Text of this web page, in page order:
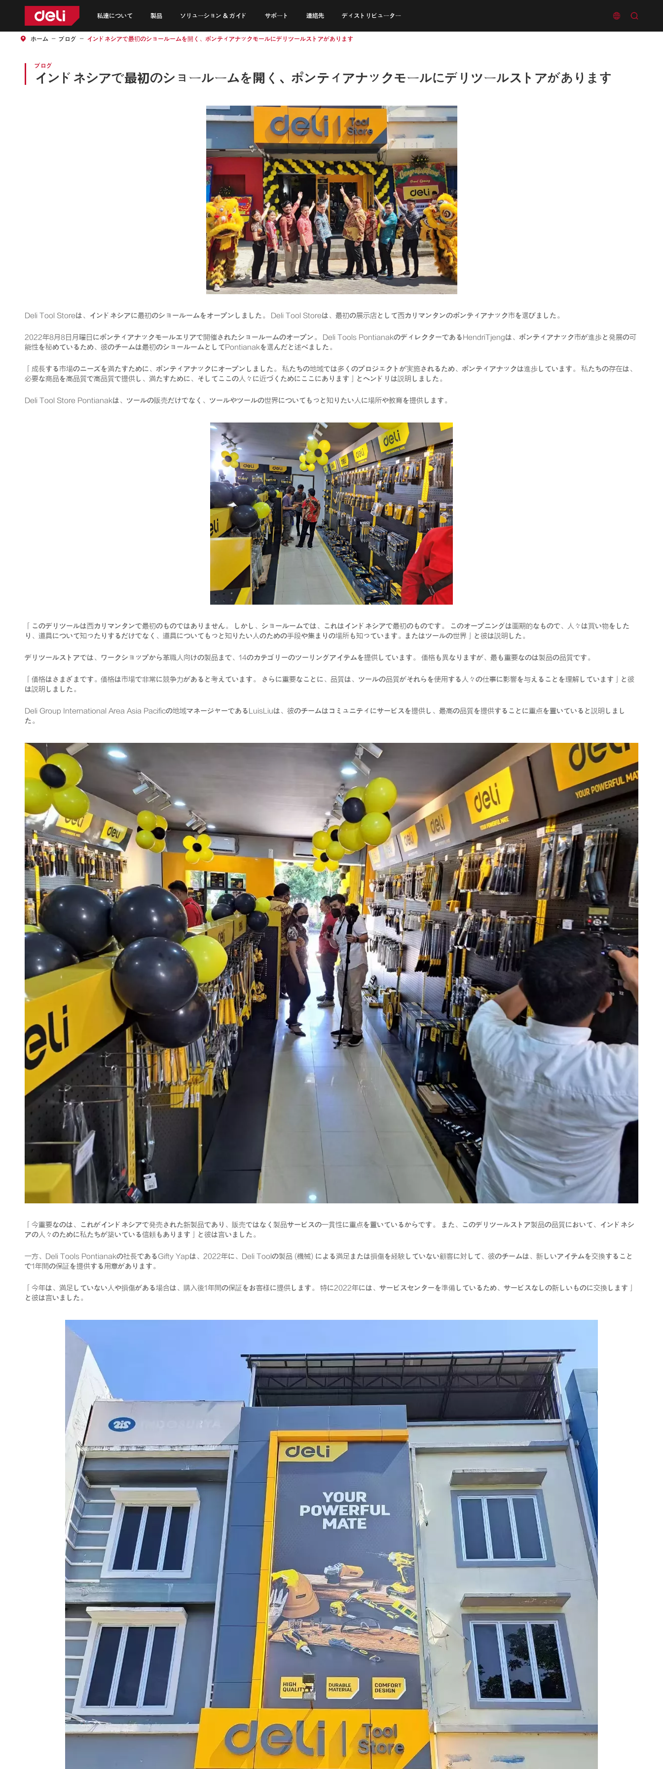
私達について 製品 ソリューション & ガイド サポート 連絡先 ディストリビューター  
ホーム ブログ インドネシアで最初のショールームを開く、ポンティアナックモールにデリツールストアがあります
ブログ
インドネシアで最初のショールームを開く、ポンティアナックモールにデリツールストアがあります
Deli Tool Storeは、インドネシアに最初のショールームをオープンしました。 Deli Tool Storeは、最初の展示店として西カリマンタンのポンティアナック市を選びました。
2022年8月8日月曜日にポンティアナックモールエリアで開催されたショールームのオープン。 Deli Tools PontianakのディレクターであるHendriTjengは、ポンティアナック市が進歩と発展の可
能性を秘めているため、彼のチームは最初のショールームとしてPontianakを選んだと述べました。
「成長する市場のニーズを満たすために、ポンティアナックにオープンしました。 私たちの地域では多くのプロジェクトが実施されるため、ポンティアナックは進歩しています。 私たちの存在は、
必要な商品を高品質で高品質で提供し、満たすために、そしてここの人々に近づくためにここにあります」とヘンドリは説明しました。
Deli Tool Store Pontianakは、ツールの販売だけでなく、ツールやツールの世界についてもっと知りたい人に場所や教育を提供します。
「このデリツールは西カリマンタンで最初のものではありません。 しかし、ショールームでは、これはインドネシアで最初のものです。 このオープニングは画期的なもので、人々は買い物をした
り、道具について知ったりするだけでなく、道具についてもっと知りたい人のための手段や集まりの場所も知っています。またはツールの世界」と彼は説明した。
デリツールストアでは、ワークショップから革職人向けの製品まで、14のカテゴリーのツーリングアイテムを提供しています。 価格も異なりますが、最も重要なのは製品の品質です。
「価格はさまざまです。価格は市場で非常に競争力があると考えています。 さらに重要なことに、品質は、ツールの品質がそれらを使用する人々の仕事に影響を与えることを理解しています」と彼
は説明しました。
Deli Group International Area Asia Pacificの地域マネージャーであるLuisLiuは、彼のチームはコミュニティにサービスを提供し、最高の品質を提供することに重点を置いていると説明しまし
た。
「今重要なのは、これがインドネシアで発売された新製品であり、販売ではなく製品サービスの一貫性に重点を置いているからです。 また、このデリツールストア製品の品質において、インドネシ
アの人々のために私たちが築いている信頼もあります」と彼は言いました。
一方、Deli Tools Pontianakの社長であるGifty Yapは、2022年に、Deli Toolの製品 (機械) による満足または損傷を経験していない顧客に対して、彼のチームは、新しいアイテムを交換すること
で1年間の保証を提供する用意があります。
「今年は、満足していない人や損傷がある場合は、購入後1年間の保証をお客様に提供します。 特に2022年には、サービスセンターを準備しているため、サービスなしの新しいものに交換します」
と彼は言いました。